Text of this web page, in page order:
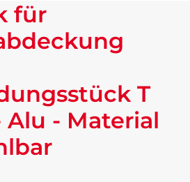
für
T
Alu - Material